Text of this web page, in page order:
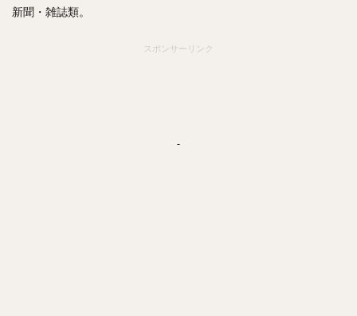
新聞・雑誌類。
スポンサーリンク